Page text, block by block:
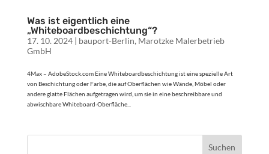
Was ist eigentlich eine
„Whiteboardbeschichtung“?
17. 10. 2024| bauport-Berlin, Marotzke Malerbetrieb
GmbH
4Max – AdobeStock.com Eine Whiteboardbeschichtung ist eine spezielle Art
von Beschichtung oder Farbe, die auf Oberflächen wie Wände, Möbel oder
andere glatte Flächen aufgetragen wird, um sie in eine beschreibbare und
abwischbare Whiteboard-Oberfläche...